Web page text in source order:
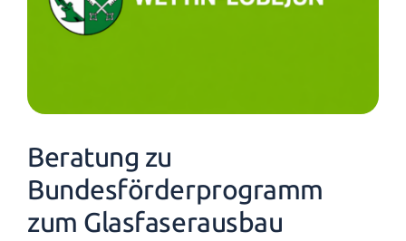
Beratung zu
Bundesförderprogramm
zum Glasfaserausbau